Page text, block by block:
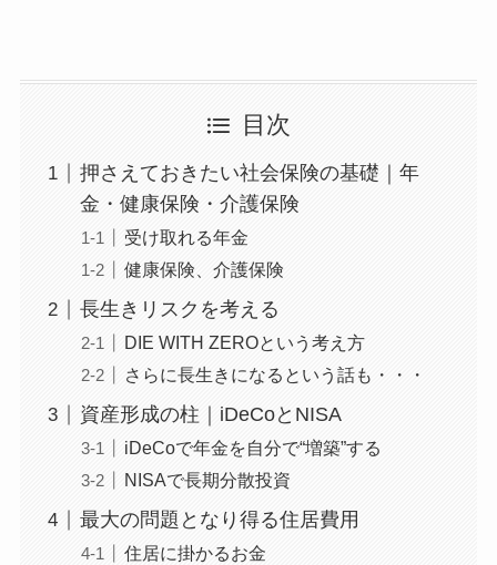
目次
押さえておきたい社会保険の基礎｜年
金・健康保険・介護保険
受け取れる年金
健康保険、介護保険
長生きリスクを考える
DIE WITH ZEROという考え方
さらに長生きになるという話も・・・
資産形成の柱｜iDeCoとNISA
iDeCoで年金を自分で“増築”する
NISAで長期分散投資
最大の問題となり得る住居費用
住居に掛かるお金